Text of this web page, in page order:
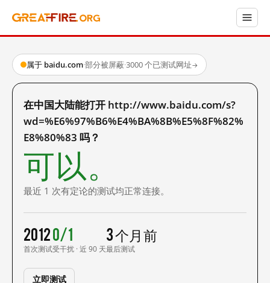
属于 baidu.com·部分被屏蔽·3000 个已测试网址→
在中国大陆能打开 http://www.baidu.com/s?
wd=%E6%97%B6%E4%BA%8B%E5%8F%82%
E8%80%83 吗？
可以。
最近 1 次有定论的测试均正常连接。
2012
首次测试
0/1
受干扰 · 近 90 天
3 个月前
最后测试
立即测试